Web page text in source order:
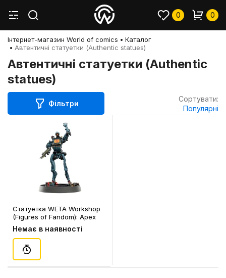
0 0
Інтернет-магазин World of comics
Каталог
Автентичні статуетки (Authentic statues)
Автентичні статуетки (Authentic
statues)
Фільтри
Сортувати:
Популярні
Статуетка WETA Workshop
(Figures of Fandom): Apex
Legends: Pathfinder, (71969)
Немає в наявності